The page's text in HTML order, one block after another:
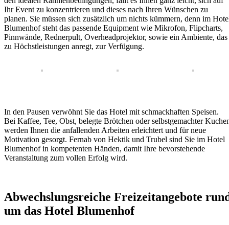
Ihr Event zu konzentrieren und dieses nach Ihren Wünschen zu
planen. Sie müssen sich zusätzlich um nichts kümmern, denn im
Blumenhof steht das passende Equipment wie Mikrofon, Flipcharts,
Pinnwände, Rednerpult, Overheadprojektor, sowie ein Ambiente, das
zu Höchstleistungen anregt, zur Verfügung.
In den Pausen verwöhnt Sie das Hotel mit schmackhaften Speisen.
Bei Kaffee, Tee, Obst, belegte Brötchen oder selbstgemachter
werden Ihnen die anfallenden Arbeiten erleichtert und für neue
Motivation gesorgt. Fernab von Hektik und Trubel sind Sie im Hotel
Blumenhof in kompetenten Händen, damit Ihre bevorstehende
Veranstaltung zum vollen Erfolg wird.
Abwechslungsreiche Freizeitangebote
um das Hotel Blumenhof